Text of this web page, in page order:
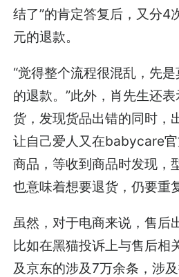
结了”的肯定答复后，又分4
元的退款。
“觉得整个流程很混乱，先
的退款。”此外，肖先生还
货，发现货品出错的同时，
让自己爱人又在babycare
商品，等收到商品时发现，
也意味着想要退货，仍要重
虽然，对于电商来说，售后
比如在黑猫投诉上与售后相
及京东的涉及7万余条，涉